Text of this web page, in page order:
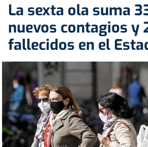
La sexta ola suma
nuevos contagios y
fallecidos en el